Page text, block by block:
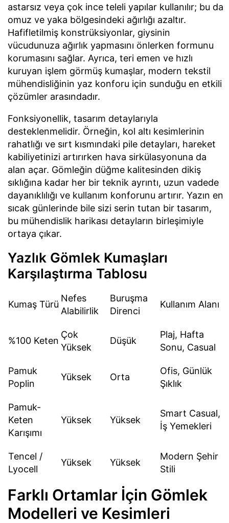
astarsız veya çok ince teleli yapılar kullanılır; bu da
omuz ve yaka bölgesindeki ağırlığı azaltır.
Hafifletilmiş konstrüksiyonlar, giysinin
vücudunuza ağırlık yapmasını önlerken formunu
korumasını sağlar. Ayrıca, teri emen ve hızlı
kuruyan işlem görmüş kumaşlar, modern tekstil
mühendisliğinin yaz konforu için sunduğu en etkili
çözümler arasındadır.
Fonksiyonellik, tasarım detaylarıyla
desteklenmelidir. Örneğin, kol altı kesimlerinin
rahatlığı ve sırt kısmındaki pile detayları, hareket
kabiliyetinizi artırırken hava sirkülasyonuna da
alan açar. Gömleğin düğme kalitesinden dikiş
sıklığına kadar her bir teknik ayrıntı, uzun vadede
dayanıklılığı ve kullanım konforunu artırır. Yazın en
sıcak günlerinde bile sizi serin tutan bir tasarım,
bu mühendislik harikası detayların birleşimiyle
ortaya çıkar.
Yazlık Gömlek Kumaşları
Karşılaştırma Tablosu
Kumaş Türü
Nefes
Alabilirlik
Buruşma
Direnci
Kullanım Alanı
%100 Keten
Çok
Yüksek
Düşük
Plaj, Hafta
Sonu, Casual
Pamuk
Poplin
Yüksek Orta
Ofis, Günlük
Şıklık
Pamuk-
Keten
Karışımı
Yüksek Yüksek
Smart Casual,
İş Yemekleri
Tencel /
Lyocell
Yüksek Yüksek
Modern Şehir
Stili
Farklı Ortamlar İçin Gömlek
Modelleri ve Kesimleri